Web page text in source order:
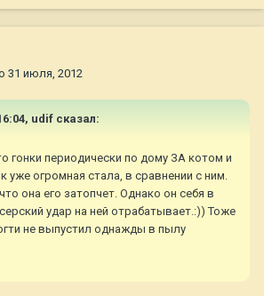
31 июля, 2012
udif сказал:
гонки периодически по дому ЗА котом и
уже огромная стала, в сравнении с ним.
она его затопчет. Однако он себя в
удар на ней отрабатывает.:)) Тоже
не выпустил однажды в пылу